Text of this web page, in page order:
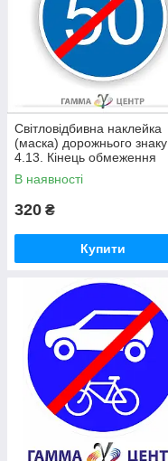
Світловідбивна наклейка
(маска) дорожнього знаку
4.13. Кінець обмеження
мінімальної швидкості
В наявності
320 ₴
Купити